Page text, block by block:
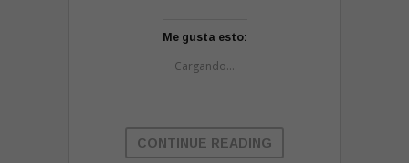
Me gusta esto:
Cargando...
CONTINUE READING